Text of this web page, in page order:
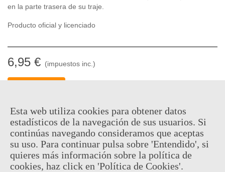
en la parte trasera de su traje.
Producto oficial y licenciado
6,95 € (impuestos inc.)
Notificarme cuando esté disponible
Puedes consultar la política de privacidadaquí
Esta web utiliza cookies para obtener datos
estadísticos de la navegación de sus usuarios. Si
continúas navegando consideramos que aceptas
su uso. Para continuar pulsa sobre 'Entendido', si
quieres más información sobre la política de
cookies, haz click en 'Política de Cookies'.